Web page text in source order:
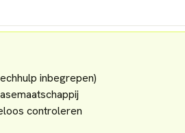
inbegrepen)
controleren